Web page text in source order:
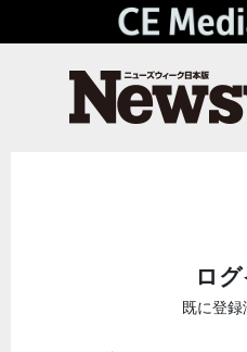
ロ
既に登